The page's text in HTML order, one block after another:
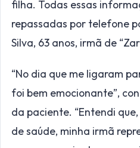
filha. Todas essas
repassadas por telefone
Silva, 63 anos, irmã de
“No dia que me ligaram
foi bem emocionante”,
da paciente. “Entendi
de saúde, minha irmã